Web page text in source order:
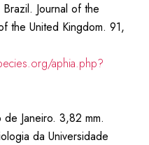
Journal of the
the United Kingdom. 91,
aphia.php?
Janeiro. 3,82 mm.
da Universidade